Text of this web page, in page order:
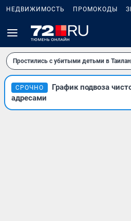
НЕДВИЖИМОСТЬ ПРОМОКОДЫ
Простились с убитыми детьми в
СРОЧНО
График подвоза
адресами